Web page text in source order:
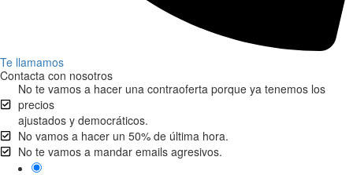
Te llamamos
Contacta con nosotros
No te vamos a hacer una contraoferta porque ya tenemos los
precios
ajustados y democráticos.
No vamos a hacer un 50% de última hora.
No te vamos a mandar emails agresivos.